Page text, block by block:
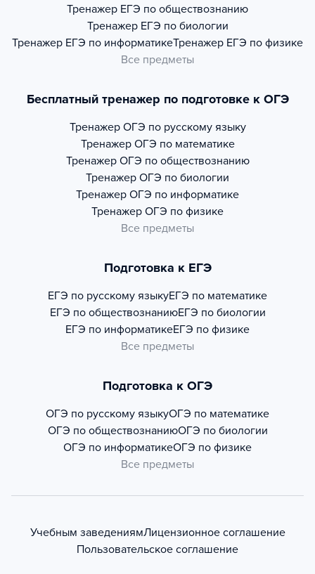
Тренажер ЕГЭ по обществознанию
Тренажер ЕГЭ по биологии
Тренажер ЕГЭ по информатикеТренажер ЕГЭ по физике
Все предметы
Бесплатный тренажер по подготовке к ОГЭ
Тренажер ОГЭ по русскому языку
Тренажер ОГЭ по математике
Тренажер ОГЭ по обществознанию
Тренажер ОГЭ по биологии
Тренажер ОГЭ по информатике
Тренажер ОГЭ по физике
Все предметы
Подготовка к ЕГЭ
ЕГЭ по русскому языкуЕГЭ по математике
ЕГЭ по обществознаниюЕГЭ по биологии
ЕГЭ по информатикеЕГЭ по физике
Все предметы
Подготовка к ОГЭ
ОГЭ по русскому языкуОГЭ по математике
ОГЭ по обществознаниюОГЭ по биологии
ОГЭ по информатикеОГЭ по физике
Все предметы
Учебным заведениямЛицензионное соглашение
Пользовательское соглашение